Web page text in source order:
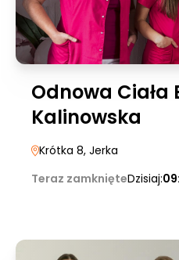
Odnowa Ciała
Kalinowska
Krótka 8, Jerka
Teraz zamknięteDzisiaj: